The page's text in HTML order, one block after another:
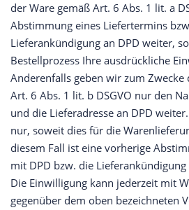
der Ware gemäß Art. 6 Abs. 1 lit. a
Abstimmung eines Liefertermins
Lieferankündigung an DPD weiter,
Bestellprozess Ihre ausdrückliche
Anderenfalls geben wir zum Zwecke
Art. 6 Abs. 1 lit. b DSGVO nur den
und die Lieferadresse an DPD
nur, soweit dies für die
diesem Fall ist eine vorherige
mit DPD bzw. die
Die Einwilligung kann jederzeit mit
gegenüber dem oben bezeichneten